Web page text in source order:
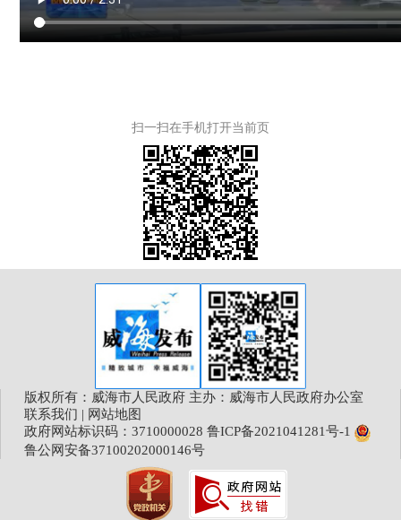
扫一扫在手机打开当前页
版权所有：威海市人民政府 主办：威海市人民政府办公室
联系我们 | 网站地图
政府网站标识码：3710000028 鲁ICP备2021041281号-1
鲁公网安备37100202000146号